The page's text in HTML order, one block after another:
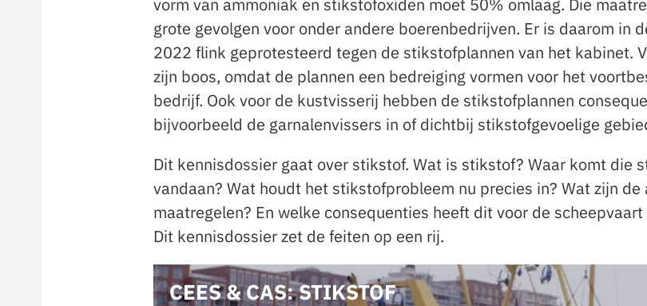
vorm van ammoniak en stikstofoxiden moet 50% omlaag. Die
grote gevolgen voor onder andere boerenbedrijven. Er is daarom in
2022 flink geprotesteerd tegen de stikstofplannen van het kabinet.
zijn boos, omdat de plannen een bedreiging vormen voor het
bedrijf. Ook voor de kustvisserij hebben de stikstofplannen
bijvoorbeeld de garnalenvissers in of dichtbij stikstofgevoelige
Dit kennisdossier gaat over stikstof. Wat is stikstof? Waar komt die
vandaan? Wat houdt het stikstofprobleem nu precies in? Wat zijn de
maatregelen? En welke consequenties heeft dit voor de
Dit kennisdossier zet de feiten op een rij.
CEES & CAS: STIKSTOF